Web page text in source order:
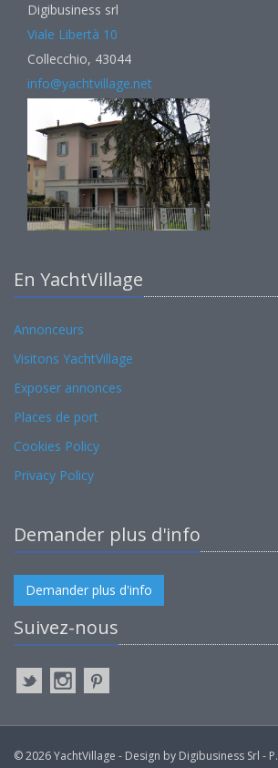
Digibusiness srl
Viale Libertà 10
Collecchio, 43044
info@yachtvillage.net
En YachtVillage
Annonceurs
Visitons YachtVillage
Exposer annonces
Places de port
Cookies Policy
Privacy Policy
Demander plus d'info
Demander plus d'info
Suivez-nous
© 2026 YachtVillage - Design by Digibusiness Srl -